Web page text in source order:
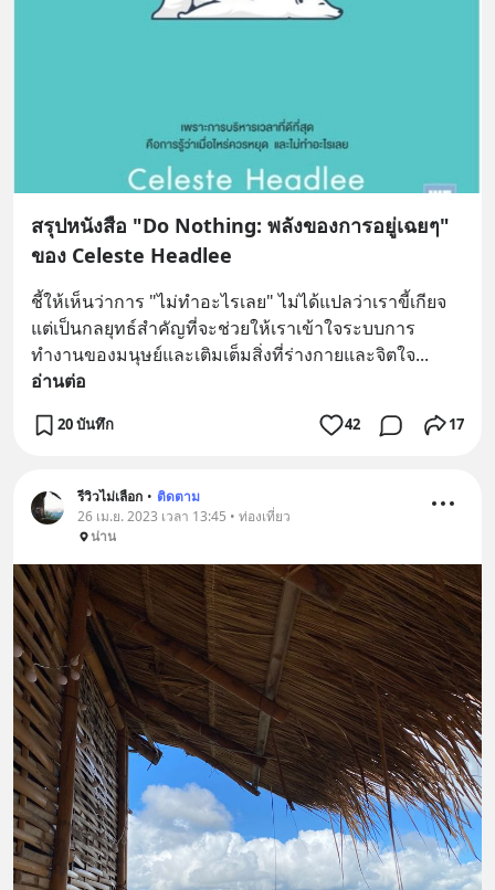
สรุปหนังสือ "Do Nothing: พลังของการอยู่เฉยๆ"
ของ Celeste Headlee
ชี้ให้เห็นว่าการ "ไม่ทำอะไรเลย" ไม่ได้แปลว่าเราขี้เกียจ
แต่เป็นกลยุทธ์สำคัญที่จะช่วยให้เราเข้าใจระบบการ
ทำงานของมนุษย์และเติมเต็มสิ่งที่ร่างกายและจิตใจ
อ่านต่อ
20 บันทึก 42 17
รีวิวไม่เลือก • ติดตาม
26 เม.ย. 2023 เวลา 13:45 • ท่องเที่ยว
น่าน